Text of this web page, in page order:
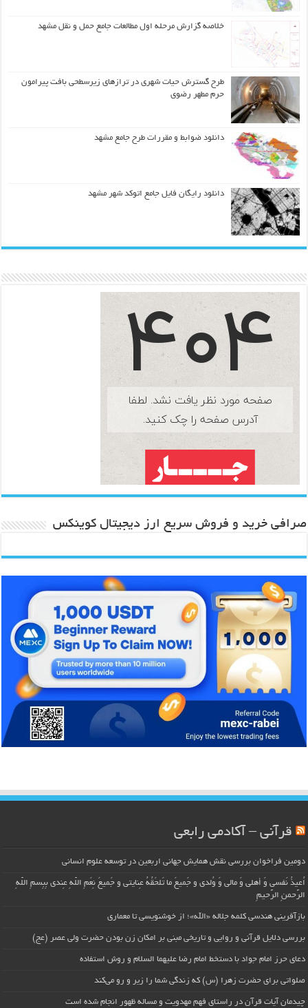
خلاصه گزارش مرحله اول مطالعات جامع حمل و نقل مشهد
طرح گسترش حیات شهري در ترازهاي زیرسطحی بافت پیرامون
حرم مطهر رضوي
دانلود ضوابط و مقررات طرح جامع مشهد
دانلود رایگان فایل جامع اتوکد شهر مشهد
صرافی خرید و فروش سریع ارز دیجیتال کوینکس
قرآنی – آکادمی رابعی
دومین فراخوان بررسی نقش همایش جهانی اربعین در توسعه علوم انسانی
اُعیذُ نَفسی وَ أهلی وَ مالی وَ وُلدی و جَمیعَ ما تَلحَقُهُ عِنایتی و جَمیعَ نِعَمِ اللّهِ عِندی بِبِسمِ اللّهِ
الرَّحمنِ الرَّحیمِ
بازآفرینی هندسی کلمه جلاله «الله»؛ از خوشنویسی تا معماری
بررسی دلایل قرآنی و روایی و تاریخی مبنی بر امکان زن بودن حضرت ولی عصر (عج)
دعای حرز امام جواد با دستخط امام رضا علیهما السلام و روش استفاده
صلواتی برای حضرت زهرا (س) که زندگی شما را زیر و رو می‌کند
چیدمان آیات قرآن در راستای فهم مهدویت و مساله ظهور انجام شده است